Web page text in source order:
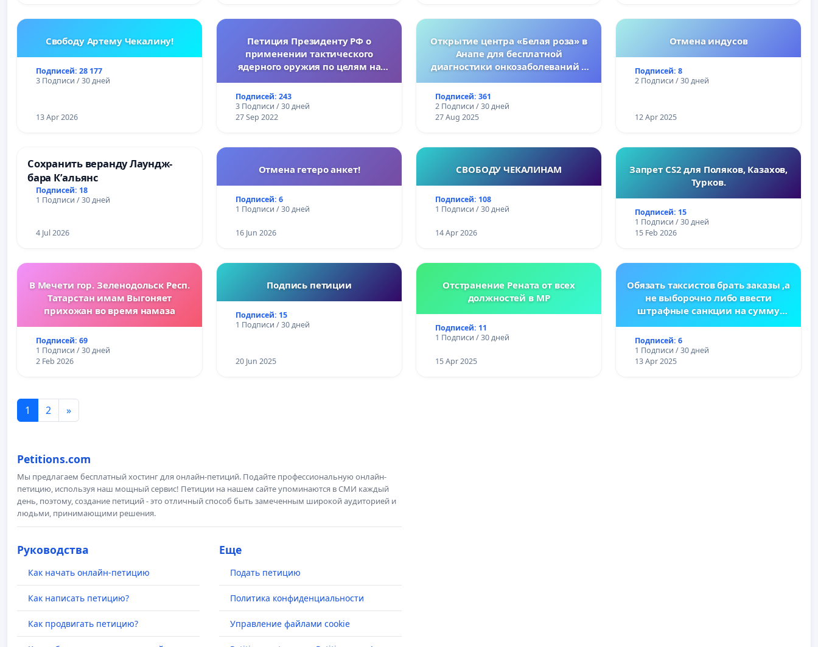
Свободу Артему Чекалину!
Подписей: 28 177
3 Подписи / 30 дней
13 Apr 2026
Петиция Президенту РФ о
применении тактического
ядерного оружия по целям на
Подписей: 243
3 Подписи / 30 дней
27 Sep 2022
Открытие центра «Белая роза» в
Анапе для бесплатной
диагностики онкозаболеваний у
Подписей: 361
2 Подписи / 30 дней
27 Aug 2025
Отмена индусов
Подписей: 8
2 Подписи / 30 дней
12 Apr 2025
Сохранить веранду Лаундж-
бара К’альянс
Подписей: 18
1 Подписи / 30 дней
4 Jul 2026
Отмена гетеро анкет!
Подписей: 6
1 Подписи / 30 дней
16 Jun 2026
СВОБОДУ ЧЕКАЛИНАМ
Подписей: 108
1 Подписи / 30 дней
14 Apr 2026
Запрет CS2 для Поляков, Казахов,
Турков.
Подписей: 15
1 Подписи / 30 дней
15 Feb 2026
В Мечети гор. Зеленодольск Респ.
Татарстан имам Выгоняет
прихожан во время намаза
Подписей: 69
1 Подписи / 30 дней
2 Feb 2026
Подпись петиции
Подписей: 15
1 Подписи / 30 дней
20 Jun 2025
Отстранение Рената от всех
должностей в МР
Подписей: 11
1 Подписи / 30 дней
15 Apr 2025
Обязать таксистов брать заказы ,а
не выборочно либо ввести
штрафные санкции на сумму
Подписей: 6
1 Подписи / 30 дней
13 Apr 2025
1 2 »
Petitions.com
Мы предлагаем бесплатный хостинг для онлайн-петиций. Подайте профессиональную онлайн-
петицию, используя наш мощный сервис! Петиции на нашем сайте упоминаются в СМИ каждый
день, поэтому, создание петиций - это отличный способ быть замеченным широкой аудиторией и
людьми, принимающими решения.
Руководства
Как начать онлайн-петицию
Как написать петицию?
Как продвигать петицию?
Еще
Подать петицию
Политика конфиденциальности
Управление файлами cookie